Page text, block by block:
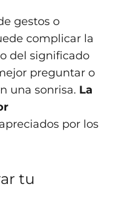
gestos o
complicar la
del significado
preguntar o
una sonrisa. La
por los
tu